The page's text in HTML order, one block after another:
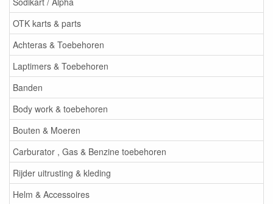
OTK karts & parts
Achteras & Toebehoren
Laptimers & Toebehoren
Banden
Body work & toebehoren
Bouten & Moeren
Carburator , Gas & Benzine toebehoren
Rijder uitrusting & kleding
Helm & Accessoires